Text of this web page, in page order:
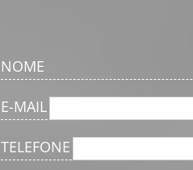
NOME
E-MAIL
TELEFONE